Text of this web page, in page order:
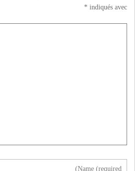
indiqués avec
*